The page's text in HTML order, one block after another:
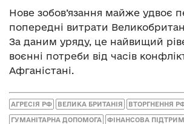
Нове зобов’язання майже удвоє
попередні витрати
За даним уряду, це найвищий
воєнні потреби від часів
Афганістані.
АГРЕСІЯ РФ ВЕЛИКА БРИТАНІЯ ВТОРГНЕННЯ
ГУМАНІТАРНА ДОПОМОГА ФІНАНСОВА